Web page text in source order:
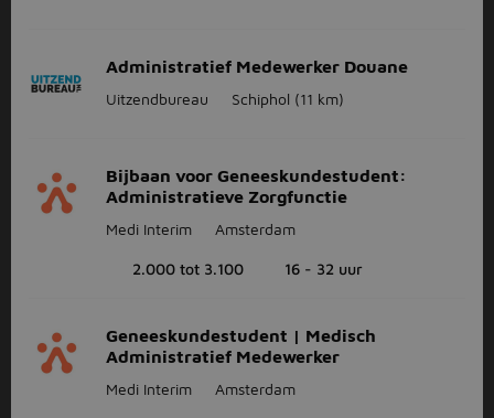
Administratief Medewerker Douane
Uitzendbureau Schiphol (11 km)
Bijbaan voor Geneeskundestudent:
Administratieve Zorgfunctie
Medi Interim Amsterdam
2.000 tot 3.100 16 - 32 uur
Geneeskundestudent | Medisch
Administratief Medewerker
Medi Interim Amsterdam